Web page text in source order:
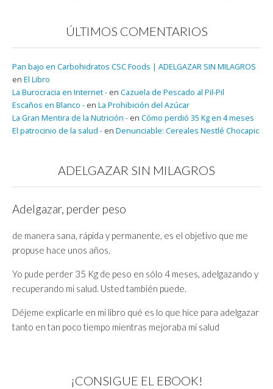
ÚLTIMOS COMENTARIOS
Pan bajo en Carbohidratos CSC Foods | ADELGAZAR SIN MILAGROS
en El Libro
La Burocracia en Internet - en Cazuela de Pescado al Pil-Pil
Escaños en Blanco - en La Prohibición del Azúcar
La Gran Mentira de la Nutrición - en Cómo perdió 35 Kg en 4 meses
El patrocinio de la salud - en Denunciable: Cereales Nestlé Chocapic
ADELGAZAR SIN MILAGROS
Adelgazar, perder peso
de manera sana, rápida y permanente, es el objetivo que me
propuse hace unos años.
Yo pude perder 35 Kg de peso en sólo 4 meses, adelgazando y
recuperando mi salud. Usted también puede.
Déjeme explicarle en mi libro qué es lo que hice para adelgazar
tanto en tan poco tiempo mientras mejoraba mi salud
¡CONSIGUE EL EBOOK!